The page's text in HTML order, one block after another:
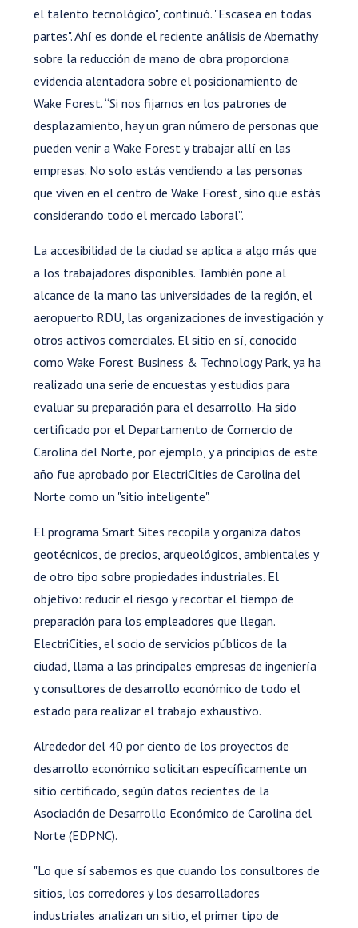
el talento tecnológico", continuó. "Escasea en todas
partes". Ahí es donde el reciente análisis de Abernathy
sobre la reducción de mano de obra proporciona
evidencia alentadora sobre el posicionamiento de
Wake Forest. “Si nos fijamos en los patrones de
desplazamiento, hay un gran número de personas que
pueden venir a Wake Forest y trabajar allí en las
empresas. No solo estás vendiendo a las personas
que viven en el centro de Wake Forest, sino que estás
considerando todo el mercado laboral”.
La accesibilidad de la ciudad se aplica a algo más que
a los trabajadores disponibles. También pone al
alcance de la mano las universidades de la región, el
aeropuerto RDU, las organizaciones de investigación y
otros activos comerciales. El sitio en sí, conocido
como Wake Forest Business & Technology Park, ya ha
realizado una serie de encuestas y estudios para
evaluar su preparación para el desarrollo. Ha sido
certificado por el Departamento de Comercio de
Carolina del Norte, por ejemplo, y a principios de este
año fue aprobado por ElectriCities de Carolina del
Norte como un "sitio inteligente".
El programa Smart Sites recopila y organiza datos
geotécnicos, de precios, arqueológicos, ambientales y
de otro tipo sobre propiedades industriales. El
objetivo: reducir el riesgo y recortar el tiempo de
preparación para los empleadores que llegan.
ElectriCities, el socio de servicios públicos de la
ciudad, llama a las principales empresas de ingeniería
y consultores de desarrollo económico de todo el
estado para realizar el trabajo exhaustivo.
Alrededor del 40 por ciento de los proyectos de
desarrollo económico solicitan específicamente un
sitio certificado, según datos recientes de la
Asociación de Desarrollo Económico de Carolina del
Norte (EDPNC).
"Lo que sí sabemos es que cuando los consultores de
sitios, los corredores y los desarrolladores
industriales analizan un sitio, el primer tipo de